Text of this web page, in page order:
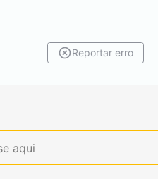
Reportar erro